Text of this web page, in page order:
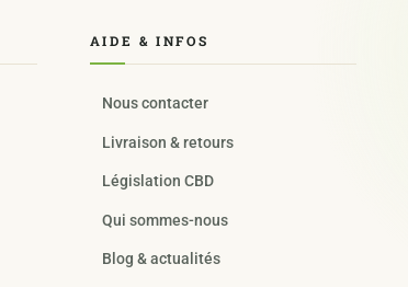
AIDE & INFOS
Nous contacter
Livraison & retours
Législation CBD
Qui sommes-nous
Blog & actualités